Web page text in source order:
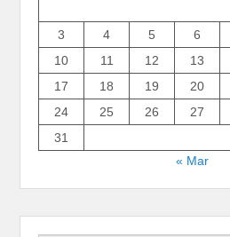
3
4 5 6
10
11 12 13
17
18 19 20
24
25 26 27
31
« Mar